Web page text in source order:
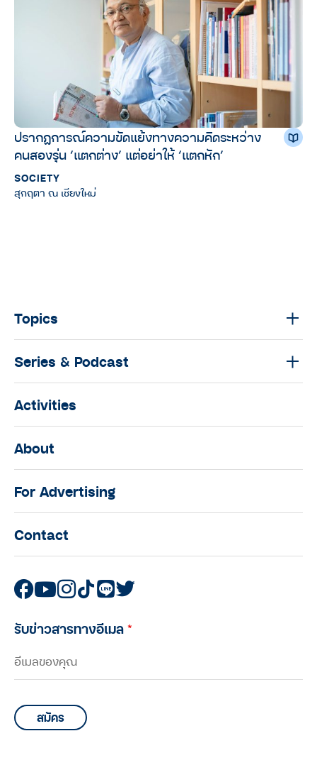
ปรากฏการณ์ความขัดแย้งทางความคิดระหว่าง
คนสองรุ่น ‘แตกต่าง’ แต่อย่าให้ ‘แตกหัก’
SOCIETY
สุกฤตา ณ เชียงใหม่
Topics
Series & Podcast
Activities
About
For Advertising
Contact
รับข่าวสารทางอีเมล*